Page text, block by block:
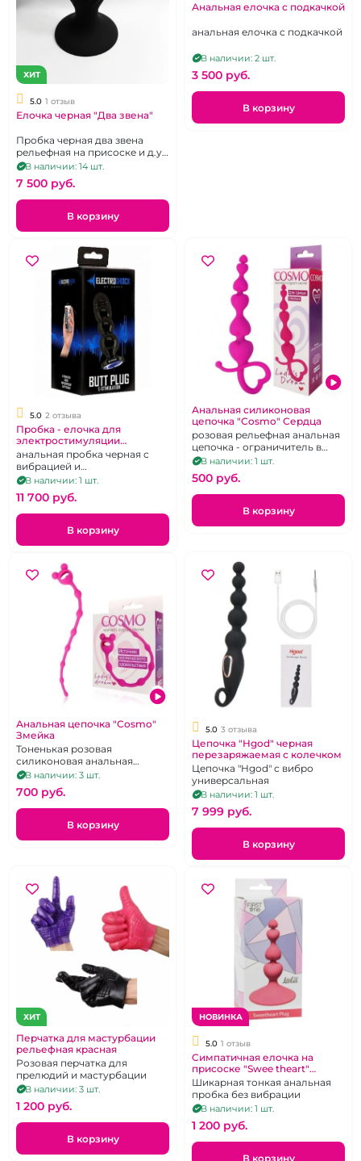
ХИТ
5.0 1 отзыв
Елочка черная "Два звена"
Пробка черная два звена
рельефная на присоске и д.у
пульте
В наличии: 14 шт.
7 500 pуб.
В корзину
Анальная елочка с подкачкой
анальная елочка с подкачкой
В наличии: 2 шт.
3 500 pуб.
В корзину
5.0 2 отзыва
Пробка - елочка для
электростимуляции
"Electroshok"
анальная пробка черная с
вибрацией и
электроимпульсами
В наличии: 1 шт.
11 700 pуб.
В корзину
Анальная силиконовая
цепочка "Cosmo" Сердца
розовая рельефная анальная
цепочка - ограничитель в
виде сердечка
В наличии: 1 шт.
500 pуб.
В корзину
Анальная цепочка "Cosmo"
Змейка
Тоненькая розовая
силиконовая анальная
цепочка
В наличии: 3 шт.
700 pуб.
В корзину
5.0 3 отзыва
Цепочка "Hgod" черная
перезаряжаемая с колечком
Цепочка "Hgod" с вибро
универсальная
В наличии: 1 шт.
7 999 pуб.
В корзину
ХИТ
Перчатка для мастурбации
рельефная красная
Розовая перчатка для
прелюдий и мастурбации
В наличии: 3 шт.
1 200 pуб.
В корзину
НОВИНКА
5.0 1 отзыв
Симпатичная елочка на
присоске "Swee theart"
розовая
Шикарная тонкая анальная
пробка без вибрации
В наличии: 1 шт.
1 200 pуб.
В корзину